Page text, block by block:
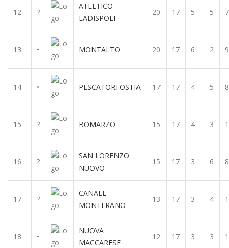
12 ?
ATLETICO
LADISPOLI
20 17 5 5 7
13 • MONTALTO 20 17 6 2 9
14 • PESCATORI OSTIA 17 17 4 5 8
15 ? BOMARZO 15 17 4 3
16 ?
SAN LORENZO
NUOVO
15 17 3 6 8
17 ?
CANALE
MONTERANO
13 17 3 4
18 •
NUOVA
MACCARESE
12 17 3 3